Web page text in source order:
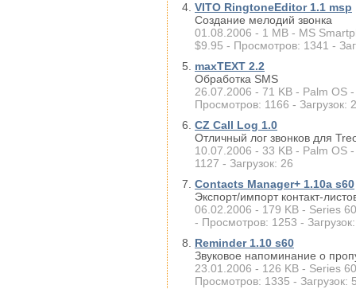
VITO RingtoneEditor 1.1 msp
Создание мелодий звонка
01.08.2006 - 1 MB - MS
$9.95 - Просмотров: 1341 -
maxTEXT 2.2
Обработка SMS
26.07.2006 - 71 KB - Palm OS
Просмотров: 1166 - Загрузок:
CZ Call Log 1.0
Отличный лог звонков для
10.07.2006 - 33 KB - Palm OS
1127 - Загрузок: 26
Contacts Manager+ 1.10a s60
Экспорт/импорт контакт-
06.02.2006 - 179 KB - Series
- Просмотров: 1253 -
Reminder 1.10 s60
Звуковое напоминание о
23.01.2006 - 126 KB - Series
Просмотров: 1335 - Загрузок: